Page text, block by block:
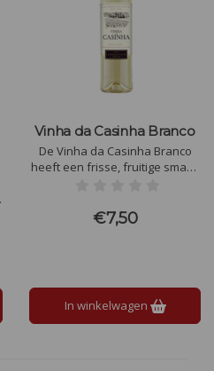
Vinha da Casinha Branco
De Vinha da Casinha Branco
heeft een frisse, fruitige smaak
zuurgraad en een zachte
textuur leiden tot een
€7,50
In winkelwagen